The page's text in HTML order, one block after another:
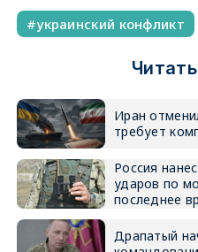
украинский конфликт
Иран
требует
Россия
ударов по
последнее
Драпатый